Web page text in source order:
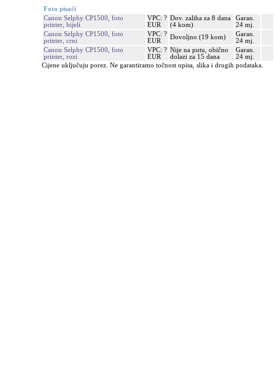
Foto pisači
Canon Selphy CP1500, foto
printer, bijeli
VPC: ?
EUR
Dov. zaliha za 8 dana
(4 kom)
Garan.
24 mj.
Canon Selphy CP1500, foto
printer, crni
VPC: ?
EUR
Dovoljno (19 kom)
Garan.
24 mj.
Canon Selphy CP1500, foto
printer, rozi
VPC: ?
EUR
Nije na putu, obično
dolazi za 15 dana
Garan.
24 mj.
Cijene uključuju porez. Ne garantiramo točnost opisa, slika i drugih podataka.